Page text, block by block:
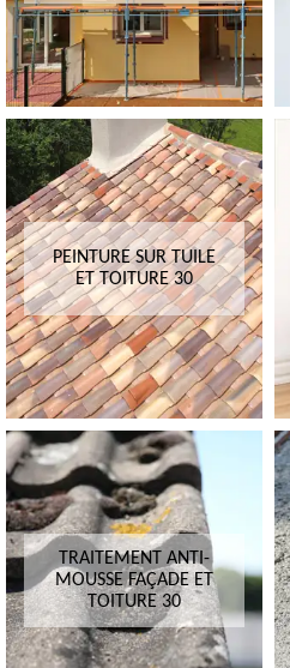
PEINTURE SUR TUILE
ET TOITURE 30
TRAITEMENT ANTI-
MOUSSE FAÇADE ET
TOITURE 30